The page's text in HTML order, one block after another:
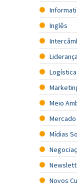
Inglês
Liderança
Logística
Meio
Mídias
Novos